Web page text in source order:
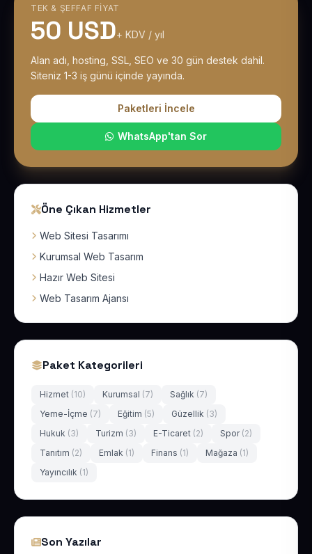
TEK & ŞEFFAF FIYAT
50 USD+ KDV / yıl
Alan adı, hosting, SSL, SEO ve 30 gün destek dahil.
Siteniz 1-3 iş günü içinde yayında.
Paketleri İncele
WhatsApp'tan Sor
Öne Çıkan Hizmetler
Web Sitesi Tasarımı
Kurumsal Web Tasarım
Hazır Web Sitesi
Web Tasarım Ajansı
Paket Kategorileri
Hizmet (10) Kurumsal (7) Sağlık (7)
Yeme-İçme (7) Eğitim (5) Güzellik (3)
Hukuk (3) Turizm (3) E-Ticaret (2) Spor (2)
Tanıtım (2) Emlak (1) Finans (1) Mağaza (1)
Yayıncılık (1)
Son Yazılar